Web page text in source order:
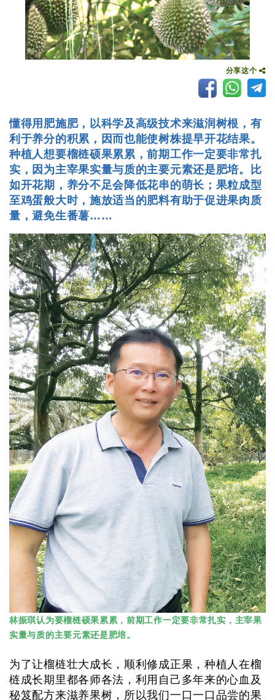
分享这个
懂得用肥施肥，以科学及高级技术来滋润树根，有
利于养分的积累，因而也能使树株提早开花结果。
种植人想要榴梿硕果累累，前期工作一定要非常扎
实，因为主宰果实量与质的主要元素还是肥培。比
如开花期，养分不足会降低花串的萌长；果粒成型
至鸡蛋般大时，施放适当的肥料有助于促进果肉质
量，避免生番薯……
林振琪认为要榴梿硕果累累，前期工作一定要非常扎实，主宰果
实量与质的主要元素还是肥培。
为了让榴梿壮大成长，顺利修成正果，种植人在榴
梿成长期里都各师各法，利用自己多年来的心血及
秘笈配方来滋养果树，所以我们一口一口品尝的果